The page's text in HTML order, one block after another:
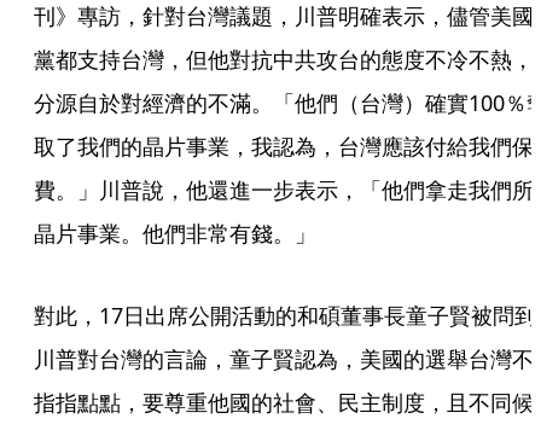
刊》專訪，針對台灣議題，川普明確表示，儘管美國
黨都支持台灣，但他對抗中共攻台的態度不冷不熱，
分源自於對經濟的不滿。「他們（台灣）確實100％
取了我們的晶片事業，我認為，台灣應該付給我們保
費。」川普說，他還進一步表示，「他們拿走我們所
晶片事業。他們非常有錢。」
對此，17日出席公開活動的和碩董事長童子賢被問到
川普對台灣的言論，童子賢認為，美國的選舉台灣不
指指點點，要尊重他國的社會、民主制度，且不同候